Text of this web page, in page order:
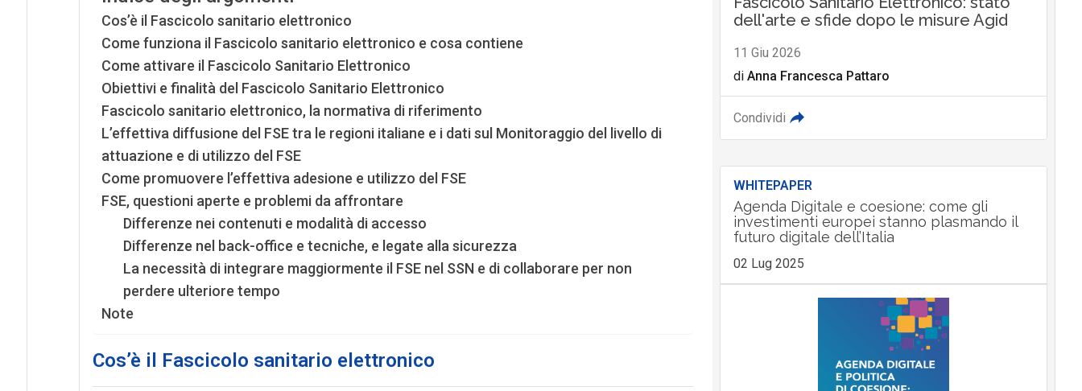
Cos’è il Fascicolo sanitario elettronico
Come funziona il Fascicolo sanitario elettronico e cosa contiene
Come attivare il Fascicolo Sanitario Elettronico
Obiettivi e finalità del Fascicolo Sanitario Elettronico
Fascicolo sanitario elettronico, la normativa di riferimento
L’effettiva diffusione del FSE tra le regioni italiane e i dati sul Monitoraggio del livello di
attuazione e di utilizzo del FSE
Come promuovere l’effettiva adesione e utilizzo del FSE
FSE, questioni aperte e problemi da affrontare
Differenze nei contenuti e modalità di accesso
Differenze nel back-office e tecniche, e legate alla sicurezza
La necessità di integrare maggiormente il FSE nel SSN e di collaborare per non
perdere ulteriore tempo
Note
Cos’è il Fascicolo sanitario elettronico
dell'arte e sfide dopo le misure Agid
11 Giu 2026
di Anna Francesca Pattaro
Condividi
WHITEPAPER
Agenda Digitale e coesione: come gli
investimenti europei stanno plasmando il
futuro digitale dell’Italia
02 Lug 2025